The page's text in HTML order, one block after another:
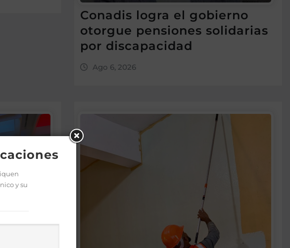
Conadis logra el gobierno
otorgue pensiones solidarias
por discapacidad
Ago 6, 2026
a
y su